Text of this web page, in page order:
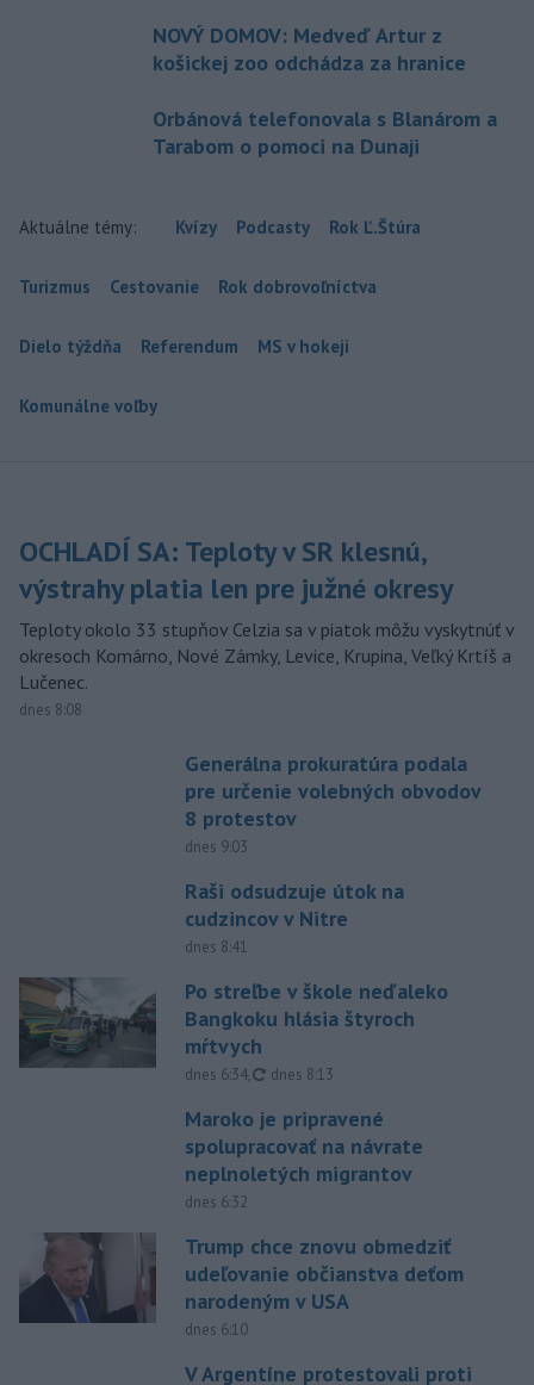
NOVÝ DOMOV: Medveď Artur z
košickej zoo odchádza za hranice
Orbánová telefonovala s Blanárom a
Tarabom o pomoci na Dunaji
Aktuálne témy: Kvízy Podcasty Rok Ľ.Štúra
Turizmus Cestovanie Rok dobrovoľníctva
Dielo týždňa Referendum MS v hokeji
Komunálne voľby
OCHLADÍ SA: Teploty v SR klesnú,
výstrahy platia len pre južné okresy
Teploty okolo 33 stupňov Celzia sa v piatok môžu vyskytnúť v
okresoch Komárno, Nové Zámky, Levice, Krupina, Veľký Krtíš a
Lučenec.
dnes 8:08
Generálna prokuratúra podala
pre určenie volebných obvodov
8 protestov
dnes 9:03
Raši odsudzuje útok na
cudzincov v Nitre
dnes 8:41
Po streľbe v škole neďaleko
Bangkoku hlásia štyroch
mŕtvych
dnes 6:34, aktualizované
dnes 8:13
Maroko je pripravené
spolupracovať na návrate
neplnoletých migrantov
dnes 6:32
Trump chce znovu obmedziť
udeľovanie občianstva deťom
narodeným v USA
dnes 6:10
V Argentíne protestovali proti